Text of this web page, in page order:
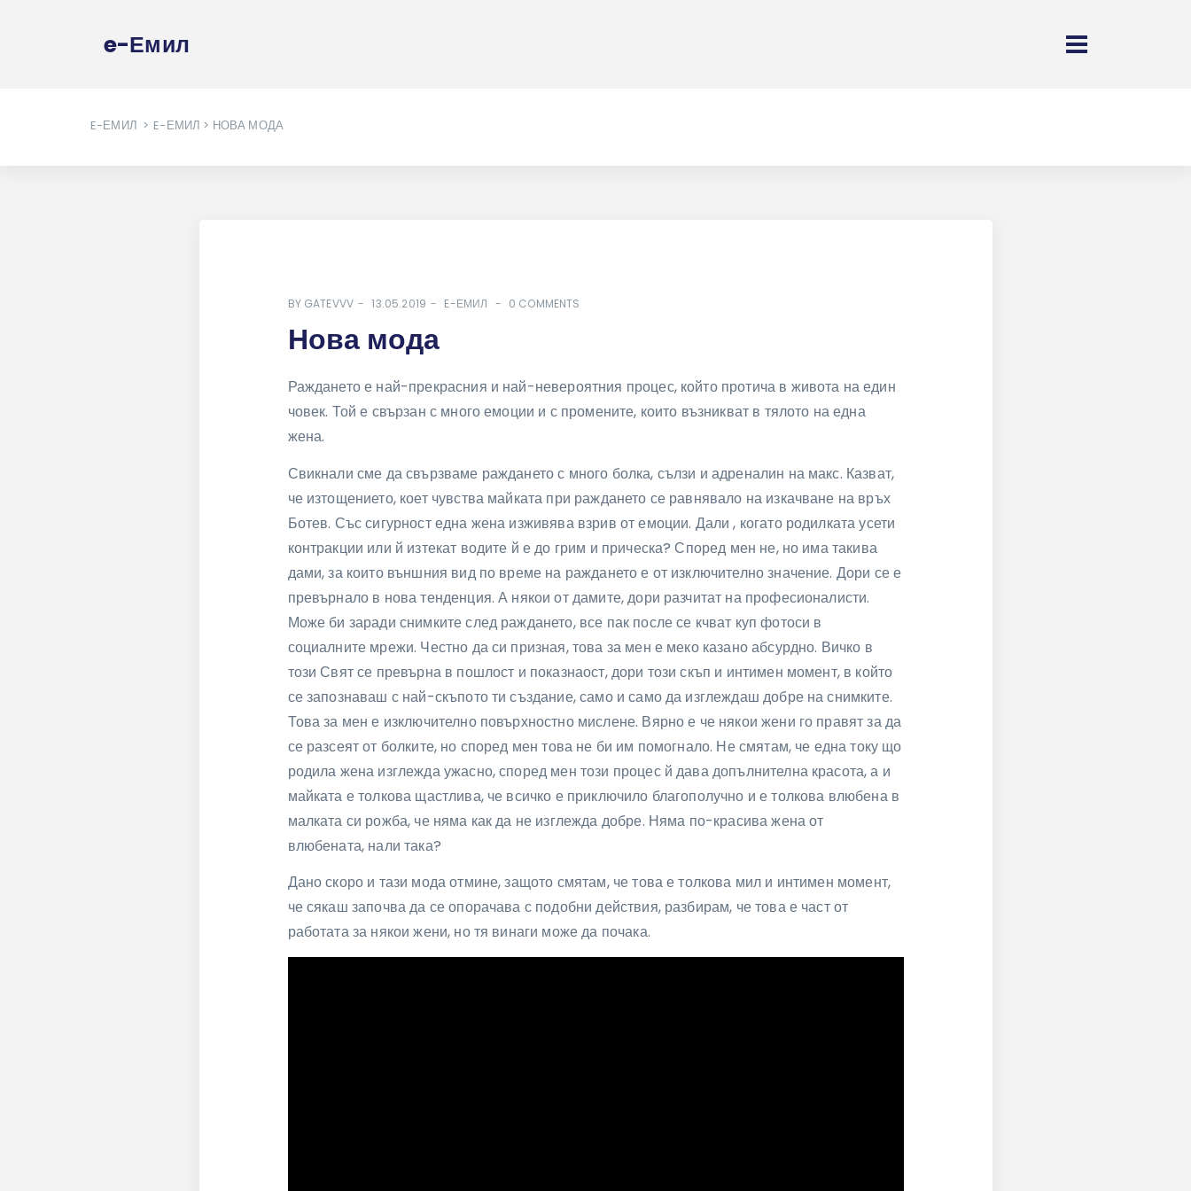
e-Емил
E-ЕМИЛ > E-ЕМИЛ > НОВА МОДА
BY GATEVVV 13.05.2019 E-ЕМИЛ 0 COMMENTS
Нова мода
Раждането е най-прекрасния и най-невероятния процес, който протича в живота на един
човек. Той е свързан с много емоции и с промените, които възникват в тялото на една
жена.
Свикнали сме да свързваме раждането с много болка, сълзи и адреналин на макс. Казват,
че изтощението, коет чувства майката при раждането се равнявало на изкачване на връх
Ботев. Със сигурност една жена изживява взрив от емоции. Дали , когато родилката усети
контракции или й изтекат водите й е до грим и прическа? Според мен не, но има такива
дами, за които външния вид по време на раждането е от изключително значение. Дори се е
превърнало в нова тенденция. А някои от дамите, дори разчитат на професионалисти.
Може би заради снимките след раждането, все пак после се кчват куп фотоси в
социалните мрежи. Честно да си призная, това за мен е меко казано абсурдно. Вичко в
този Свят се превърна в пошлост и показнаост, дори този скъп и интимен момент, в който
се запознаваш с най-скъпото ти създание, само и само да изглеждаш добре на снимките.
Това за мен е изключително повърхностно мислене. Вярно е че някои жени го правят за да
се разсеят от болките, но според мен това не би им помогнало. Не смятам, че една току що
родила жена изглежда ужасно, според мен този процес й дава допълнителна красота, а и
майката е толкова щастлива, че всичко е приключило благополучно и е толкова влюбена в
малката си рожба, че няма как да не изглежда добре. Няма по-красива жена от
влюбената, нали така?
Дано скоро и тази мода отмине, защото смятам, че това е толкова мил и интимен момент,
че сякаш започва да се опорачава с подобни действия, разбирам, че това е част от
работата за някои жени, но тя винаги може да почака.